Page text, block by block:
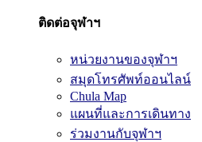
ติดต่อจุฬาฯ
หน่วยงานของจุฬาฯ
สมุดโทรศัพท์ออนไลน์
Chula Map
แผนที่และการเดินทาง
ร่วมงานกับจุฬาฯ